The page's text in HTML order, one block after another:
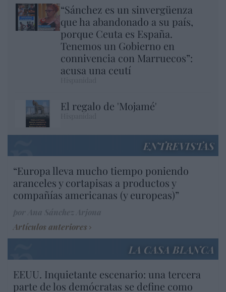
“Sánchez es un sinvergüenza
que ha abandonado a su país,
porque Ceuta es España.
Tenemos un Gobierno en
connivencia con Marruecos”:
acusa una ceutí
El regalo de 'Mojamé'
ENTREVISTAS
“Europa lleva mucho tiempo poniendo
aranceles y cortapisas a productos y
compañías americanas (y europeas)”
Artículos anteriores
LA CASA BLANCA
EEUU. Inquietante escenario: una tercera
parte de los demócratas se define como